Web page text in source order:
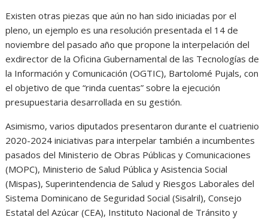
Existen otras piezas que aún no han sido iniciadas por el
pleno, un ejemplo es una resolución presentada el 14 de
noviembre del pasado año que propone la interpelación del
exdirector de la Oficina Gubernamental de las Tecnologías de
la Información y Comunicación (OGTIC), Bartolomé Pujals, con
el objetivo de que “rinda cuentas” sobre la ejecución
presupuestaria desarrollada en su gestión.
Asimismo, varios diputados presentaron durante el cuatrienio
2020-2024 iniciativas para interpelar también a incumbentes
pasados del Ministerio de Obras Públicas y Comunicaciones
(MOPC), Ministerio de Salud Pública y Asistencia Social
(Mispas), Superintendencia de Salud y Riesgos Laborales del
Sistema Dominicano de Seguridad Social (Sisalril), Consejo
Estatal del Azúcar (CEA), Instituto Nacional de Tránsito y